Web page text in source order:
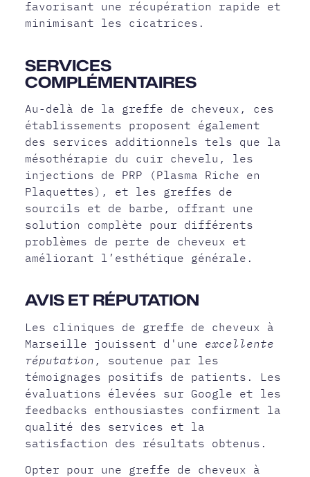
favorisant une récupération rapide et
minimisant les cicatrices.
SERVICES
COMPLÉMENTAIRES
Au-delà de la greffe de cheveux, ces
établissements proposent également
des services additionnels tels que la
mésothérapie du cuir chevelu, les
injections de PRP (Plasma Riche en
Plaquettes), et les greffes de
sourcils et de barbe, offrant une
solution complète pour différents
problèmes de perte de cheveux et
améliorant l’esthétique générale.
AVIS ET RÉPUTATION
Les cliniques de greffe de cheveux à
Marseille jouissent d'une excellente
réputation , soutenue par les
témoignages positifs de patients. Les
évaluations élevées sur Google et les
feedbacks enthousiastes confirment la
qualité des services et la
satisfaction des résultats obtenus.
Opter pour une greffe de cheveux à